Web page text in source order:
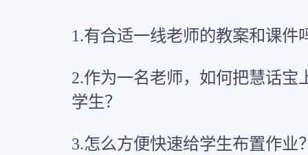
1.有合适一线老师的教案和课件
2.作为一名老师，如何把慧话宝
学生？
3.怎么方便快速给学生布置作业